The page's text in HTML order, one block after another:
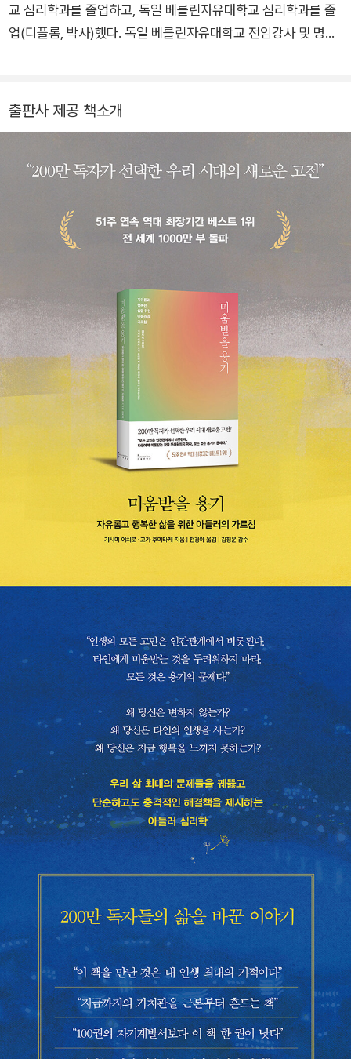
복』, 『생명의 차창에서』, 『내가 본 미래 완전판』 등이 있다.
교 심리학과를 졸업하고, 독일 베를린자유대학교 심리학과를 졸
업(디플롬, 박사)했다. 독일 베를린자유대학교 전임강사 및 명지
살면서 그림 그리고, 글 쓰고, 가끔 작은 배를 타고 나가 눈먼 고
『바닷가 작업실에서는 전혀 다른 시간이 흐른다』, 『가끔은 격하
게 외로워야 한다』, 『나는 아내와의 결혼을 후회한다』, 『남자의
출판사 제공 책소개